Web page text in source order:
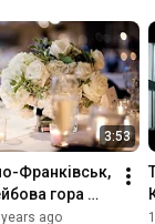
3:53
Франківськ,
гора
ago